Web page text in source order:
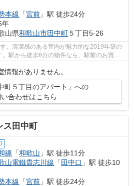
本線 「宮前 」駅 徒歩24分
年
山県和歌山市田中町５丁目5-26
。清潔感のある室内が魅力的な2019年築の
駅から徒歩6分の物件なら、駅前のお買い
情報がありません。
町５丁目のアパート」への
合わせはこちら
ス田中町
線 「和歌山 」駅 徒歩11分
山電鐵貴志川線 「 田中口 」駅 徒歩10
本線 「宮前 」駅 徒歩24分